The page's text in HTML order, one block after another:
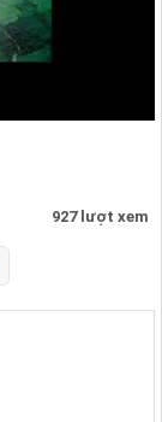
927 lượt xem